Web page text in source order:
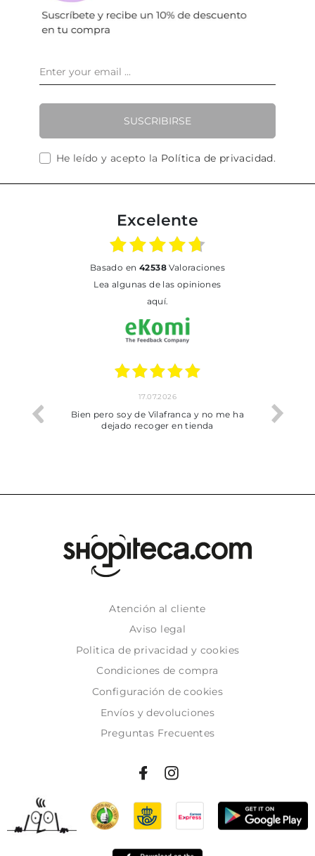
SUSCRIBIRSE
He leído y acepto la Política de privacidad.
Excelente
basado en 42538Valoraciones
Lea algunas de las opiniones
aquí.
trobat
17.07.2026
Bien pero soy de Vilafranca y no me ha
dejado recoger en tienda
Atención al cliente
Aviso legal
Politica de privacidad y cookies
Condiciones de compra
Configuración de cookies
Envíos y devoluciones
Preguntas Frecuentes